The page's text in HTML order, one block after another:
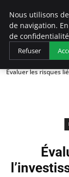
LECFCM
Accueil
Évaluer les risques
Nous utilisons
de navigation.
de
Refuser